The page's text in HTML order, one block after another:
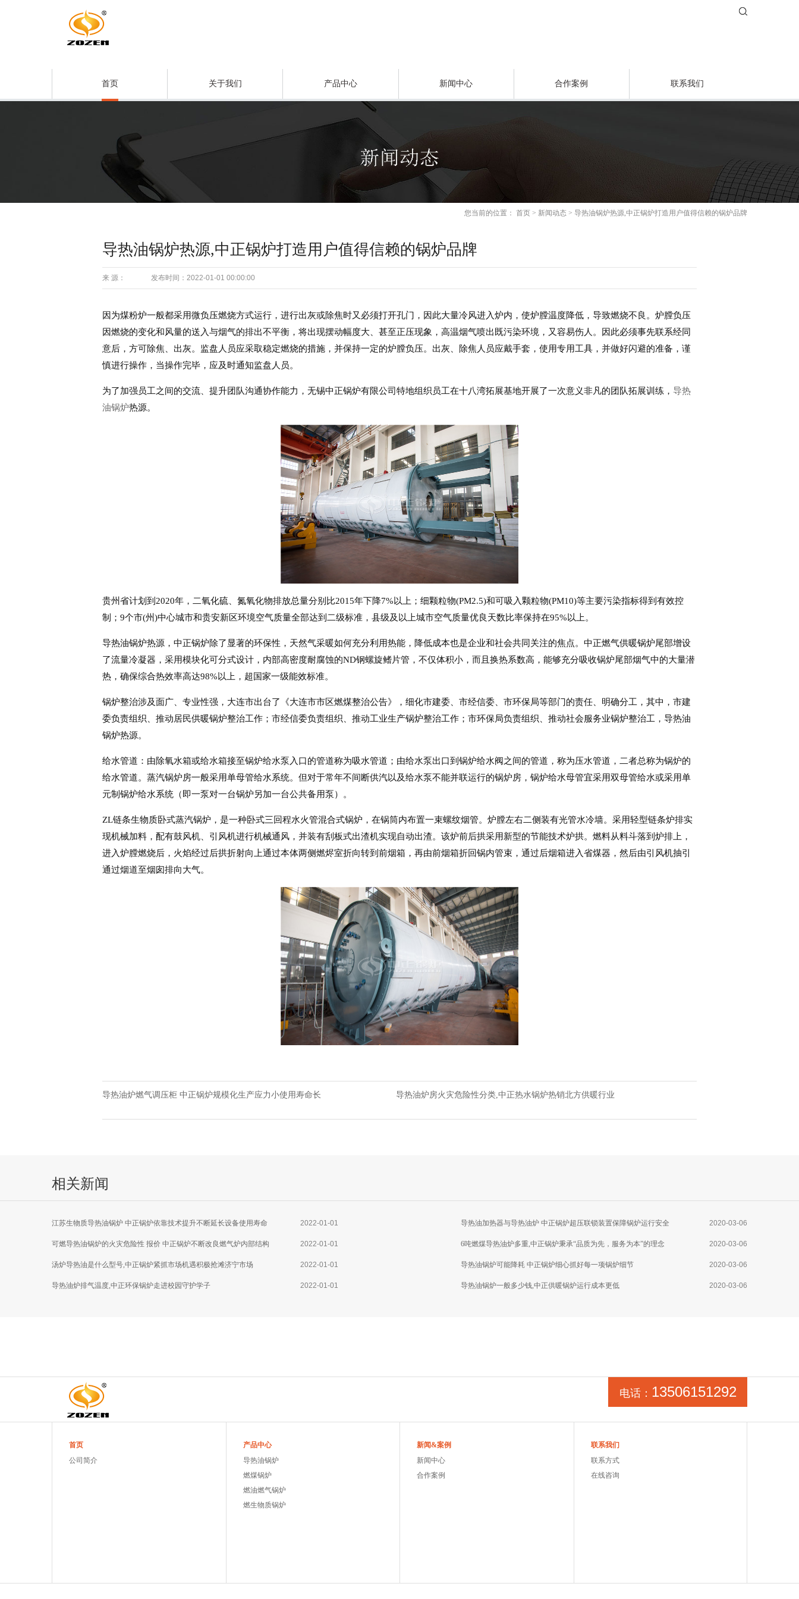
首页 关于我们 产品中心 新闻中心 合作案例 联系我们
您当前的位置： 首页 > 新闻动态 > 导热油锅炉热源,中正锅炉打造用户值得信赖的锅炉品牌
导热油锅炉热源,中正锅炉打造用户值得信赖的锅炉品牌
来 源： 发布时间：2022-01-01 00:00:00
因为煤粉炉一般都采用微负压燃烧方式运行，进行出灰或除焦时又必须打开孔门，因此大量冷风进入炉内，使炉膛温度降低，导致燃烧不良。炉膛负压
因燃烧的变化和风量的送入与烟气的排出不平衡，将出现摆动幅度大、甚至正压现象，高温烟气喷出既污染环境，又容易伤人。因此必须事先联系经同
意后，方可除焦、出灰。监盘人员应采取稳定燃烧的措施，并保持一定的炉膛负压。出灰、除焦人员应戴手套，使用专用工具，并做好闪避的准备，谨
慎进行操作，当操作完毕，应及时通知监盘人员。
为了加强员工之间的交流、提升团队沟通协作能力，无锡中正锅炉有限公司特地组织员工在十八湾拓展基地开展了一次意义非凡的团队拓展训练， 导热
油锅炉热源。
贵州省计划到2020年，二氧化硫、氮氧化物排放总量分别比2015年下降7%以上；细颗粒物(PM2.5)和可吸入颗粒物(PM10)等主要污染指标得到有效控
制；9个市(州)中心城市和贵安新区环境空气质量全部达到二级标准，县级及以上城市空气质量优良天数比率保持在95%以上。
导热油锅炉热源，中正锅炉除了显著的环保性，天然气采暖如何充分利用热能，降低成本也是企业和社会共同关注的焦点。中正燃气供暖锅炉尾部增设
了流量冷凝器，采用模块化可分式设计，内部高密度耐腐蚀的ND钢螺旋鳍片管，不仅体积小，而且换热系数高，能够充分吸收锅炉尾部烟气中的大量潜
热，确保综合热效率高达98%以上，超国家一级能效标准。
锅炉整治涉及面广、专业性强，大连市出台了《大连市市区燃煤整治公告》，细化市建委、市经信委、市环保局等部门的责任、明确分工，其中，市建
委负责组织、推动居民供暖锅炉整治工作；市经信委负责组织、推动工业生产锅炉整治工作；市环保局负责组织、推动社会服务业锅炉整治工，导热油
锅炉热源。
给水管道：由除氧水箱或给水箱接至锅炉给水泵入口的管道称为吸水管道；由给水泵出口到锅炉给水阀之间的管道，称为压水管道，二者总称为锅炉的
给水管道。蒸汽锅炉房一般采用单母管给水系统。但对于常年不间断供汽以及给水泵不能并联运行的锅炉房，锅炉给水母管宜采用双母管给水或采用单
元制锅炉给水系统（即一泵对一台锅炉另加一台公共备用泵）。
ZL链条生物质卧式蒸汽锅炉，是一种卧式三回程水火管混合式锅炉，在锅筒内布置一束螺纹烟管。炉膛左右二侧装有光管水冷墙。采用轻型链条炉排实
现机械加料，配有鼓风机、引风机进行机械通风，并装有刮板式出渣机实现自动出渣。该炉前后拱采用新型的节能技术炉拱。燃料从料斗落到炉排上，
进入炉膛燃烧后，火焰经过后拱折射向上通过本体两侧燃烬室折向转到前烟箱，再由前烟箱折回锅内管束，通过后烟箱进入省煤器，然后由引风机抽引
通过烟道至烟囱排向大气。
导热油炉燃气调压柜 中正锅炉规模化生产应力小使用寿命长 导热油炉房火灾危险性分类,中正热水锅炉热销北方供暖行业
相关新闻
江苏生物质导热油锅炉 中正锅炉依靠技术提升不断延长设备使用寿命 2022-01-01
可燃导热油锅炉的火灾危险性 报价 中正锅炉不断改良燃气炉内部结构 2022-01-01
汤炉导热油是什么型号,中正锅炉紧抓市场机遇积极抢滩济宁市场 2022-01-01
导热油炉排气温度,中正环保锅炉走进校园守护学子 2022-01-01
导热油加热器与导热油炉 中正锅炉超压联锁装置保障锅炉运行安全 2020-03-06
6吨燃煤导热油炉多重,中正锅炉秉承“品质为先，服务为本”的理念 2020-03-06
导热油锅炉可能降耗 中正锅炉细心抓好每一项锅炉细节 2020-03-06
导热油锅炉一般多少钱,中正供暖锅炉运行成本更低 2020-03-06
电话： 13506151292
首页
公司简介
产品中心
导热油锅炉
燃煤锅炉
燃油燃气锅炉
燃生物质锅炉
新闻&案例
新闻中心
合作案例
联系我们
联系方式
在线咨询